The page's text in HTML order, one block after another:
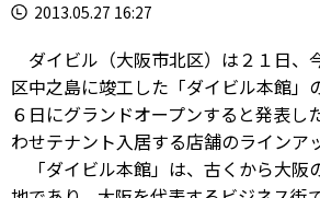
2013.05.27 16:27
ダイビル（大阪市北区）は２１日、
区中之島に竣工した「ダイビル本館」
６日にグランドオープンすると発表し
わせテナント入居する店舗のラインア
「ダイビル本館」は、古くから大阪